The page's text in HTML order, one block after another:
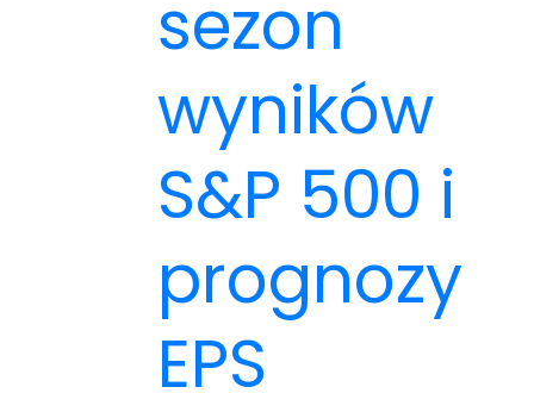
sezon
wyników
S&P 500 i
prognozy
EPS